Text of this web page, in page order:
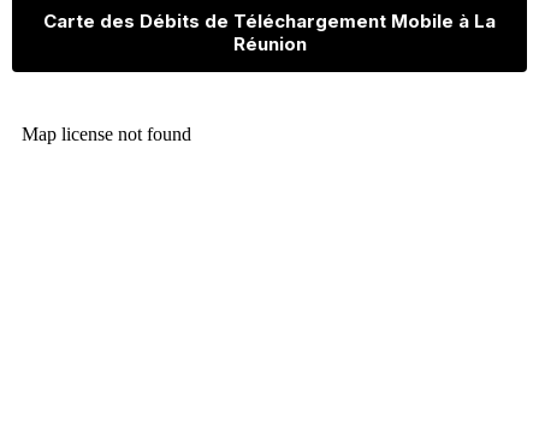
Carte des Débits de Téléchargement Mobile à La
Réunion